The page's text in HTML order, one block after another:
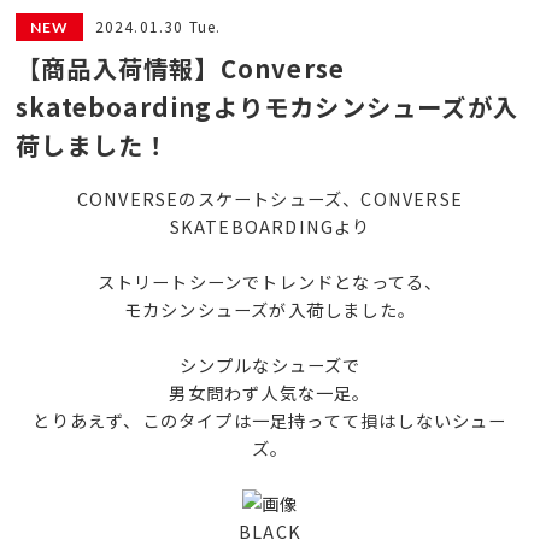
2024.01.30 Tue.
【商品入荷情報】Converse
skateboardingよりモカシンシューズが入
荷しました！
CONVERSEのスケートシューズ、CONVERSE
SKATEBOARDINGより
ストリートシーンでトレンドとなってる、
モカシンシューズが入荷しました。
シンプルなシューズで
男女問わず人気な一足。
とりあえず、このタイプは一足持ってて損はしないシュー
ズ。
BLACK